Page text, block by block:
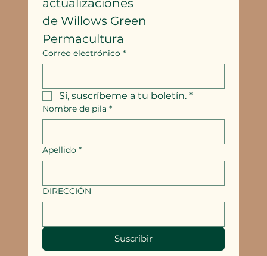
actualizaciones
de Willows Green
Permacultura
Correo electrónico *
Sí, suscríbeme a tu boletín. *
Nombre de pila *
Apellido *
DIRECCIÓN
Suscribir